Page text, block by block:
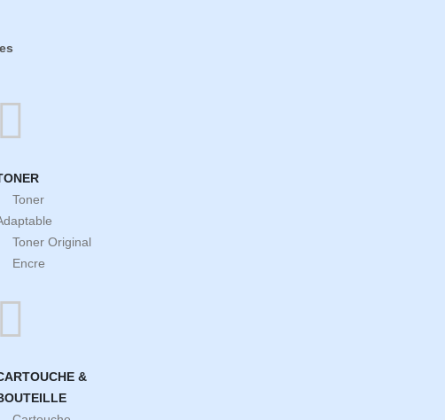
Toner
Toner Original
Encre
&